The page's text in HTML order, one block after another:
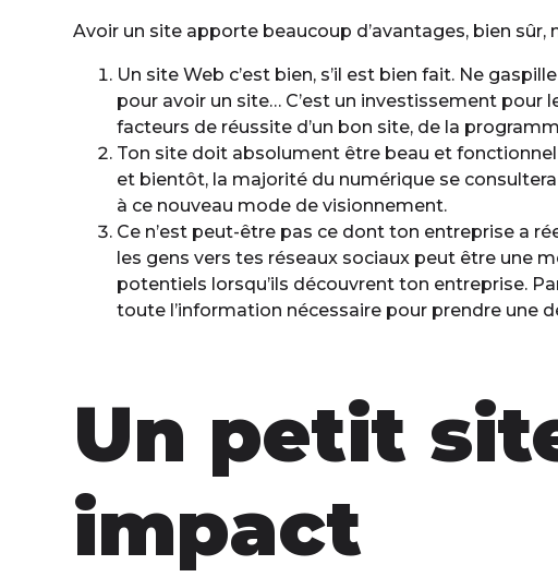
Avoir un site apporte beaucoup d’avantages, bien
Un site Web c’est bien, s’il est bien fait. Ne
pour avoir un site… C’est un investissement pour
facteurs de réussite d’un bon site, de la
Ton site doit absolument être beau et
et bientôt, la majorité du numérique se
à ce nouveau mode de visionnement.
Ce n’est peut-être pas ce dont ton entreprise a
les gens vers tes réseaux sociaux peut être une
potentiels lorsqu’ils découvrent ton entreprise.
toute l’information nécessaire pour prendre une
Un petit
impact